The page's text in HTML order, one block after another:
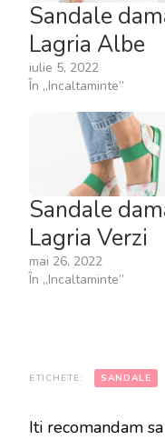
Sandale
Lagria Albe
iulie 5, 2022
În „Incaltaminte”
Sandale
Lagria Verzi
mai 26, 2022
În „Incaltaminte”
ETICHETE: SANDALE
Iti recomandam